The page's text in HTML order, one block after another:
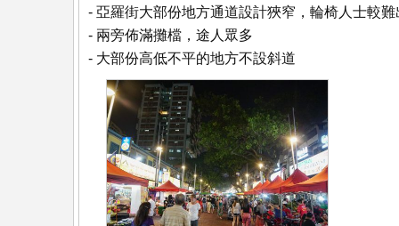
- 亞羅街大部份地方通道設計狹窄，輪椅人士較難
- 兩旁佈滿攤檔，途人眾多
- 大部份高低不平的地方不設斜道